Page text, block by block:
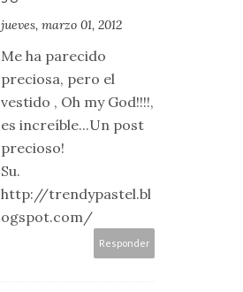
jueves, marzo 01, 2012
Me ha parecido
preciosa, pero el
vestido , Oh my God!!!!,
es increíble...Un post
precioso!
Su.
http://trendypastel.bl
ogspot.com/
Responder